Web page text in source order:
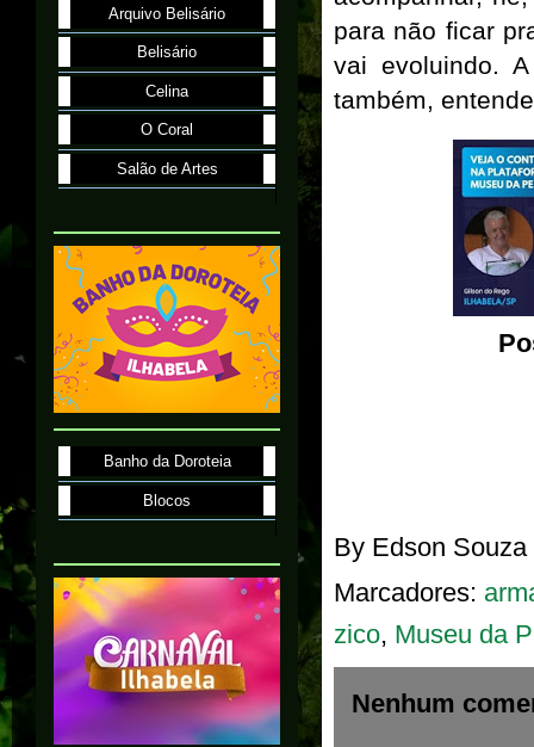
para não ficar
vai evoluindo.
também,
By Edson Souza
Marcadores:
zico, Museu da
Nenhum
Arquivo Belisário
Belisário
Celina
O Coral
Salão de Artes
Banho da Doroteia
Blocos